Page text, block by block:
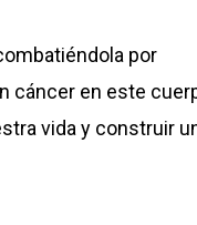
por
cáncer en este
vida y construir